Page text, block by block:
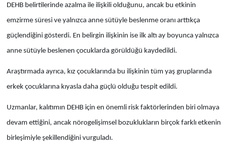
DEHB belirtilerinde azalma ile ilişkili olduğunu, ancak bu etkinin
emzirme süresi ve yalnızca anne sütüyle beslenme oranı arttıkça
güçlendiğini gösterdi. En belirgin ilişkinin ise ilk altı ay boyunca yalnızca
anne sütüyle beslenen çocuklarda görüldüğü kaydedildi.
Araştırmada ayrıca, kız çocuklarında bu ilişkinin tüm yaş gruplarında
erkek çocuklarına kıyasla daha güçlü olduğu tespit edildi.
Uzmanlar, kalıtımın DEHB için en önemli risk faktörlerinden biri olmaya
devam ettiğini, ancak nörogelişimsel bozuklukların birçok farklı etkenin
birleşimiyle şekillendiğini vurguladı.